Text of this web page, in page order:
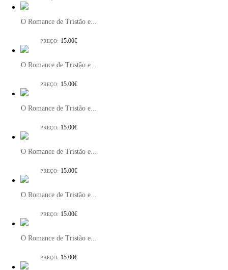
O Romance de Tristão e...
PREÇO: 15.00€
O Romance de Tristão e...
PREÇO: 15.00€
O Romance de Tristão e...
PREÇO: 15.00€
O Romance de Tristão e...
PREÇO: 15.00€
O Romance de Tristão e...
PREÇO: 15.00€
O Romance de Tristão e...
PREÇO: 15.00€